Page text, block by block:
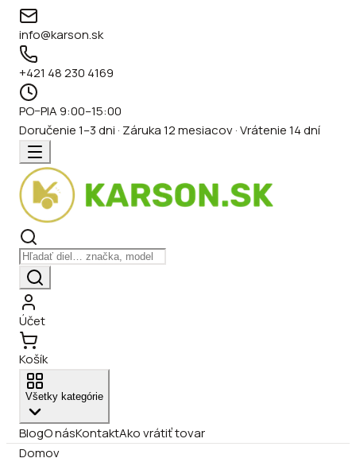
info@karson.sk
+421 48 230 4169
PO–PIA 9:00–15:00
Doručenie 1–3 dni · Záruka 12 mesiacov · Vrátenie 14 dní
Účet
Košík
Všetky kategórie
BlogO násKontaktAko vrátiť tovar
Domov